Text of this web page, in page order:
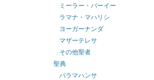
ミーラー・バーイー
ラマナ・マハリシ
ヨーガーナンダ
マザーテレサ
その他聖者
聖典
パラマハンサ